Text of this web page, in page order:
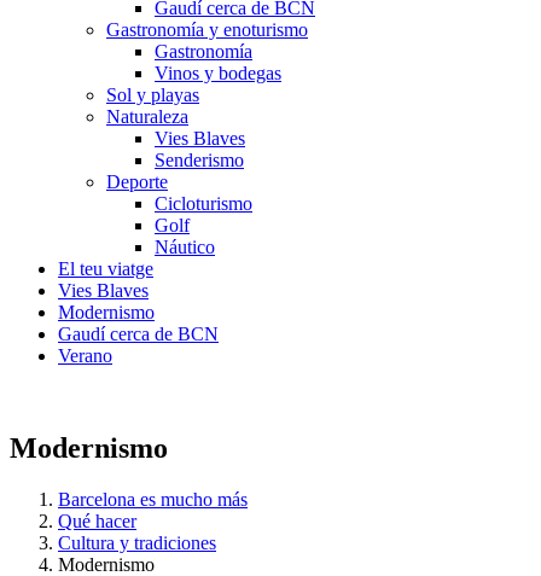
Gaudí cerca de BCN
Gastronomía y enoturismo
Gastronomía
Vinos y bodegas
Sol y playas
Naturaleza
Vies Blaves
Senderismo
Deporte
Cicloturismo
Golf
Náutico
El teu viatge
Vies Blaves
Modernismo
Gaudí cerca de BCN
Verano
Modernismo
Barcelona es mucho más
Qué hacer
Cultura y tradiciones
Modernismo